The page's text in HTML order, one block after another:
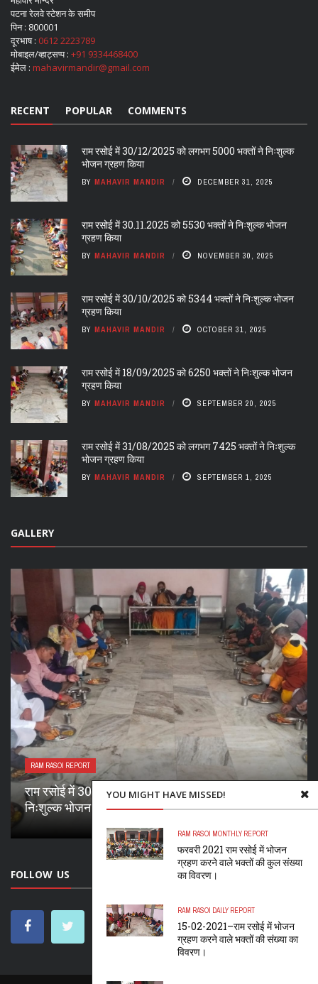
YOU MIGHT HAVE MISSED!
RAM RASOI MONTHLY REPORT
फरवरी 2021 राम रसोई में भोजन
ग्रहण करने वाले भक्तों की कुल संख्या
का विवरण।
RAM RASOI DAILY REPORT
15-02-2021–राम रसोई में भोजन
ग्रहण करने वाले भक्तों की संख्या का
विवरण।
पटना रेलवे स्टेशन के समीप
पिन : 800001
दूरभाष : 0612 2223789
मोबाइल/व्हाट्सप्प : +91 9334468400
ईमेल : mahavirmandir@gmail.com
RECENT POPULAR COMMENTS
राम रसोई में 30/12/2025 को लगभग 5000 भक्तों ने निःशुल्क
भोजन ग्रहण किया
BY MAHAVIR MANDIR DECEMBER 31, 2025
राम रसोई में 30.11.2025 को 5530 भक्तों ने निःशुल्क भोजन
ग्रहण किया
BY MAHAVIR MANDIR NOVEMBER 30, 2025
राम रसोई में 30/10/2025 को 5344 भक्तों ने निःशुल्क भोजन
ग्रहण किया
BY MAHAVIR MANDIR OCTOBER 31, 2025
राम रसोई में 18/09/2025 को 6250 भक्तों ने निःशुल्क भोजन
ग्रहण किया
BY MAHAVIR MANDIR SEPTEMBER 20, 2025
राम रसोई में 31/08/2025 को लगभग 7425 भक्तों ने निःशुल्क
भोजन ग्रहण किया
BY MAHAVIR MANDIR SEPTEMBER 1, 2025
GALLERY
RAM RASOI REPORT
राम रसोई में 30.11.2025 को 5530 भक्तों ने निःशुल्क भोजन
ग्रहण किया
FOLLOW US